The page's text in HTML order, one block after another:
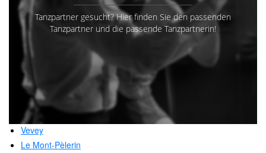
Tanzpartner gesucht? Hier finden Sie den passenden
Tanzpartner und die passende Tanzpartnerin!
Vevey
Le Mont-Pèlerin